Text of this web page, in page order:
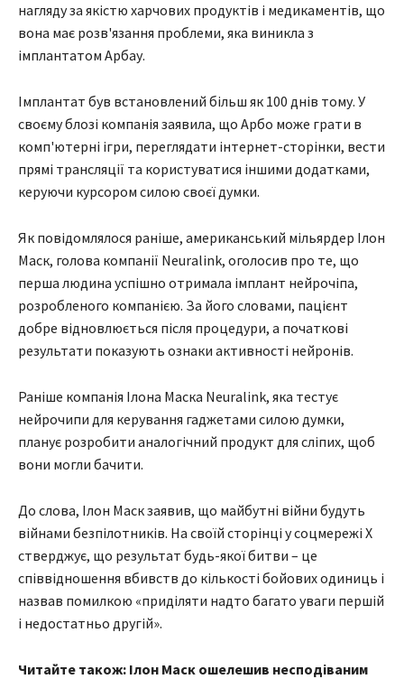
нагляду за якістю харчових продуктів і медикаментів, що
вона має розв'язання проблеми, яка виникла з
імплантатом Арбау.
Імплантат був встановлений більш як 100 днів тому. У
своєму блозі компанія заявила, що Арбо може грати в
комп'ютерні ігри, переглядати інтернет-сторінки, вести
прямі трансляції та користуватися іншими додатками,
керуючи курсором силою своєї думки.
Як повідомлялося раніше, американський мільярдер Ілон
Маск, голова компанії Neuralink, оголосив про те, що
перша людина успішно отримала імплант нейрочіпа,
розробленого компанією. За його словами, пацієнт
добре відновлюється після процедури, а початкові
результати показують ознаки активності нейронів.
Раніше компанія Ілона Маска Neuralink, яка тестує
нейрочипи для керування гаджетами силою думки,
планує розробити аналогічний продукт для сліпих, щоб
вони могли бачити.
До слова, Ілон Маск заявив, що майбутні війни будуть
війнами безпілотників. На своїй сторінці у соцмережі X
стверджує, що результат будь-якої битви – це
співвідношення вбивств до кількості бойових одиниць і
назвав помилкою «приділяти надто багато уваги першій
і недостатньо другій».
Читайте також: Ілон Маск ошелешив несподіваним